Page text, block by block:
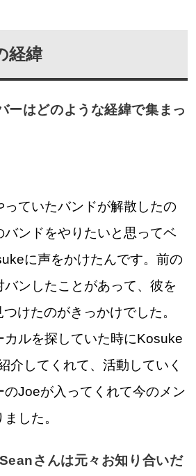
経緯
ーはどのような経緯で集まっ
っていたバンドが解散したの
バンドをやりたいと思ってベ
に声をかけたんです。前の
バンしたことがあって、彼を
けたのがきっかけでした。
カルを探していた時にKosuke
介してくれて、活動していく
のJoeが入ってくれて今のメン
した。
さんは元々お知り合いだ